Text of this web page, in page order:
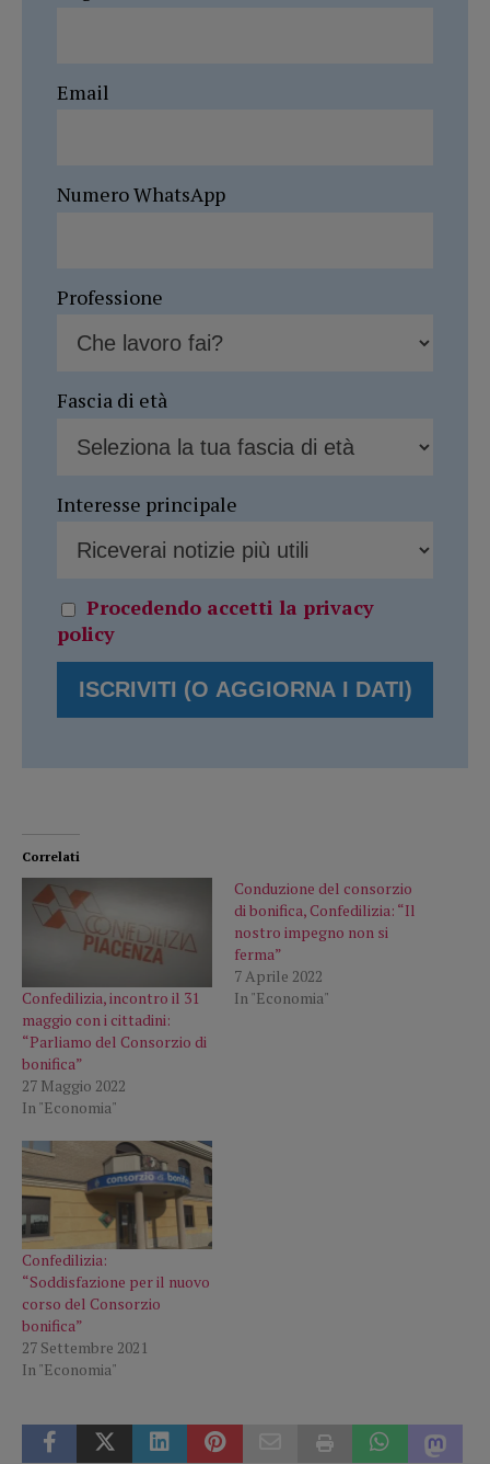
Email
Numero WhatsApp
Professione
Fascia di età
Interesse principale
Procedendo accetti la privacy
policy
Correlati
Confedilizia, incontro il 31
maggio con i cittadini:
“Parliamo del Consorzio di
bonifica”
27 Maggio 2022
In "Economia"
Conduzione del consorzio
di bonifica, Confedilizia: “Il
nostro impegno non si
ferma”
7 Aprile 2022
In "Economia"
Confedilizia:
“Soddisfazione per il nuovo
corso del Consorzio
bonifica”
27 Settembre 2021
In "Economia"